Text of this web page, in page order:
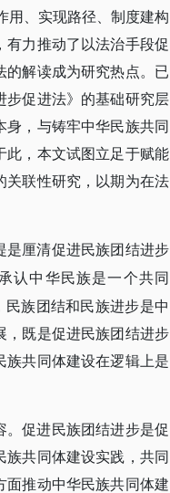
用、实现路径、制度建构
力推动了以法治手段促
解读成为研究热点。已
步促进法》的基础研究层
，与铸牢中华民族共同
此，本文试图立足于赋能
关联性研究，以期为在法
是厘清促进民族团结进步
认中华民族是一个共同
族团结和民族进步是中
，既是促进民族团结进步
共同体建设在逻辑上是
促进民族团结进步是促
共同体建设实践，共同
面推动中华民族共同体建